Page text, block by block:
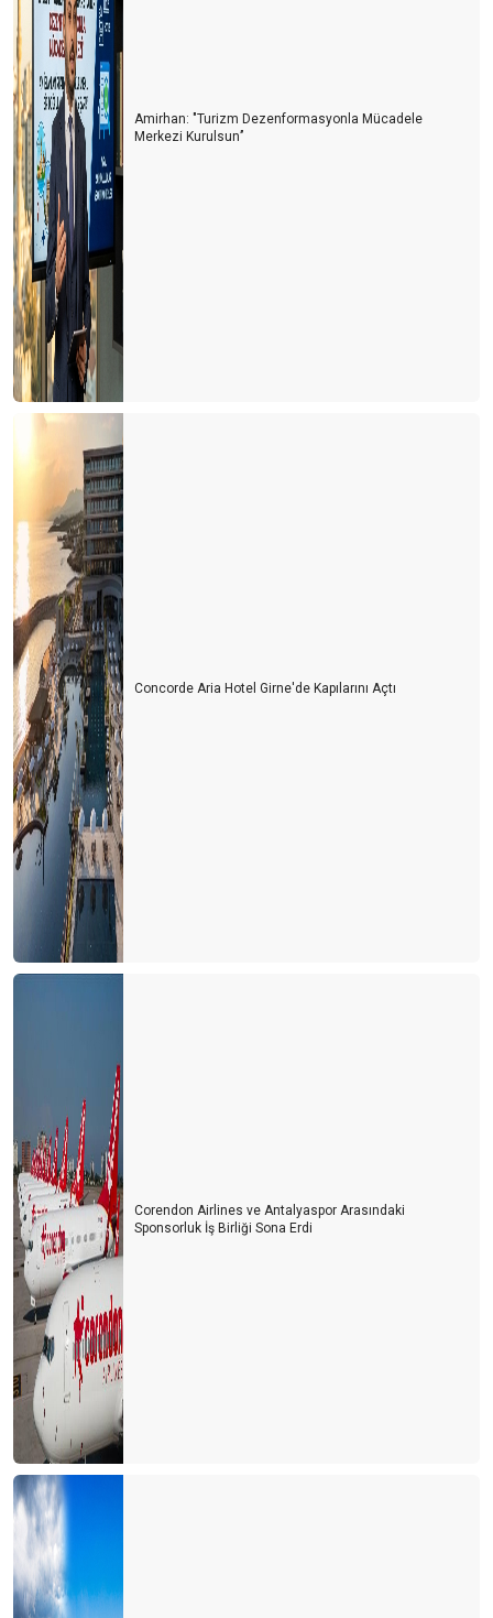
Amirhan: "Turizm Dezenformasyonla Mücadele
Merkezi Kurulsun’’
Concorde Aria Hotel Girne'de Kapılarını Açtı
Corendon Airlines ve Antalyaspor Arasındaki
Sponsorluk İş Birliği Sona Erdi